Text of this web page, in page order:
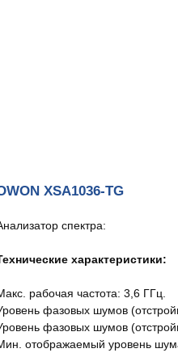
XSA1036-TG
спектра:
характеристики:
рабочая частота: 3,6 ГГц.
фазовых шумов
фазовых шумов
отображаемый уровень